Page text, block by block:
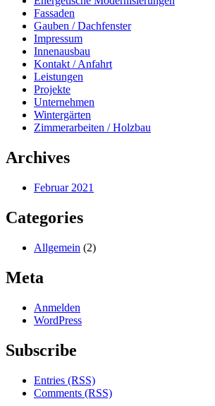
Fassaden
Gauben / Dachfenster
Impressum
Innenausbau
Kontakt / Anfahrt
Leistungen
Projekte
Unternehmen
Wintergärten
Zimmerarbeiten / Holzbau
Archives
Februar 2021
Categories
Allgemein (2)
Meta
Anmelden
WordPress
Subscribe
Entries (RSS)
Comments (RSS)